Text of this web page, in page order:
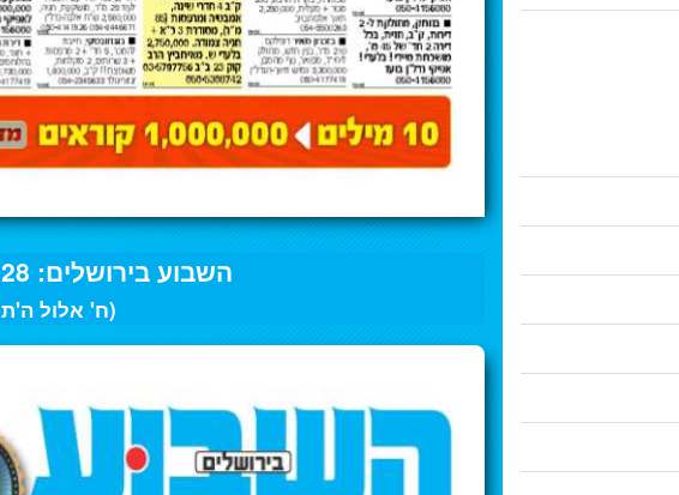
השבוע בירושלים: 28 לאוגוסט 2020
(ח' אלול